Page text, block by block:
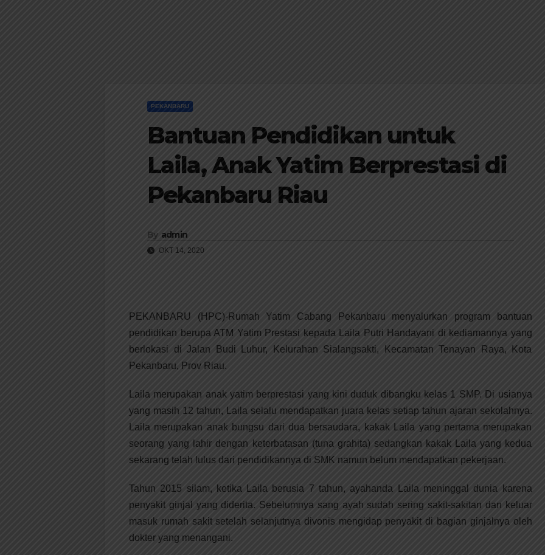
PEKANBARU
Bantuan Pendidikan untuk
Laila, Anak Yatim Berprestasi di
Pekanbaru Riau
By admin
OKT 14, 2020
PEKANBARU (HPC)-Rumah Yatim Cabang Pekanbaru menyalurkan program bantuan
pendidikan berupa ATM Yatim Prestasi kepada Laila Putri Handayani di kediamannya yang
berlokasi di Jalan Budi Luhur, Kelurahan Sialangsakti, Kecamatan Tenayan Raya, Kota
Pekanbaru, Prov Riau.
Laila merupakan anak yatim berprestasi yang kini duduk dibangku kelas 1 SMP. Di usianya
yang masih 12 tahun, Laila selalu mendapatkan juara kelas setiap tahun ajaran sekolahnya.
Laila merupakan anak bungsu dari dua bersaudara, kakak Laila yang pertama merupakan
seorang yang lahir dengan keterbatasan (tuna grahita) sedangkan kakak Laila yang kedua
sekarang telah lulus dari pendidikannya di SMK namun belum mendapatkan pekerjaan.
Tahun 2015 silam, ketika Laila berusia 7 tahun, ayahanda Laila meninggal dunia karena
penyakit ginjal yang diderita. Sebelumnya sang ayah sudah sering sakit-sakitan dan keluar
masuk rumah sakit setelah selanjutnya divonis mengidap penyakit di bagian ginjalnya oleh
dokter yang menangani.